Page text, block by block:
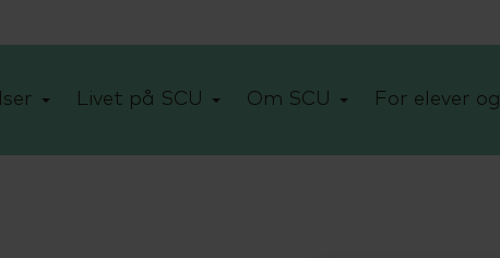
Livet på SCU Om SCU For elever